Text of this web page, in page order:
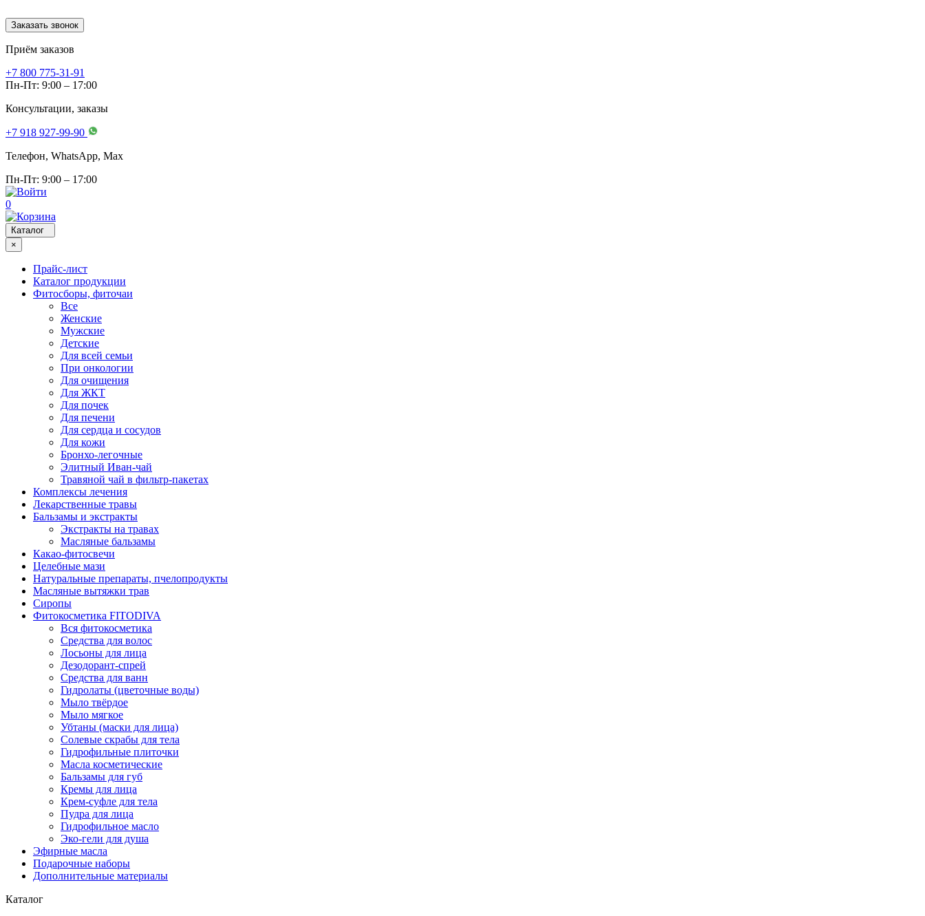
Заказать звонок
Приём заказов
+7 800 775-31-91
Пн-Пт: 9:00 – 17:00
Консультации, заказы
+7 918 927-99-90
Телефон, WhatsApp, Мах
Пн-Пт: 9:00 – 17:00
0
Каталог
×
Прайс-лист
Каталог продукции
Фитосборы, фиточаи
Все
Женские
Мужские
Детские
Для всей семьи
При онкологии
Для очищения
Для ЖКТ
Для почек
Для печени
Для сердца и сосудов
Для кожи
Бронхо-легочные
Элитный Иван-чай
Травяной чай в фильтр-пакетах
Комплексы лечения
Лекарственные травы
Бальзамы и экстракты
Экстракты на травах
Масляные бальзамы
Какао-фитосвечи
Целебные мази
Натуральные препараты, пчелопродукты
Масляные вытяжки трав
Сиропы
Фитокосметика FITODIVA
Вся фитокосметика
Средства для волос
Лосьоны для лица
Дезодорант-спрей
Средства для ванн
Гидролаты (цветочные воды)
Мыло твёрдое
Мыло мягкое
Убтаны (маски для лица)
Солевые скрабы для тела
Гидрофильные плиточки
Масла косметические
Бальзамы для губ
Кремы для лица
Крем-суфле для тела
Пудра для лица
Гидрофильное масло
Эко-гели для душа
Эфирные масла
Подарочные наборы
Дополнительные материалы
Каталог